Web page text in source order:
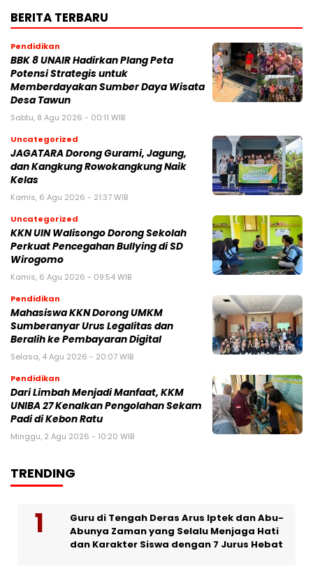
BERITA TERBARU
Pendidikan
BBK 8 UNAIR Hadirkan Plang Peta
Potensi Strategis untuk
Memberdayakan Sumber Daya Wisata
Desa Tawun
Sabtu, 8 Agu 2026 - 00:11 WIB
Uncategorized
JAGATARA Dorong Gurami, Jagung,
dan Kangkung Rowokangkung Naik
Kelas
Kamis, 6 Agu 2026 - 21:37 WIB
Uncategorized
KKN UIN Walisongo Dorong Sekolah
Perkuat Pencegahan Bullying di SD
Wirogomo
Kamis, 6 Agu 2026 - 09:54 WIB
Pendidikan
Mahasiswa KKN Dorong UMKM
Sumberanyar Urus Legalitas dan
Beralih ke Pembayaran Digital
Selasa, 4 Agu 2026 - 20:07 WIB
Pendidikan
Dari Limbah Menjadi Manfaat, KKM
UNIBA 27 Kenalkan Pengolahan Sekam
Padi di Kebon Ratu
Minggu, 2 Agu 2026 - 10:20 WIB
TRENDING
Guru di Tengah Deras Arus Iptek dan Abu-
Abunya Zaman yang Selalu Menjaga Hati
dan Karakter Siswa dengan 7 Jurus Hebat